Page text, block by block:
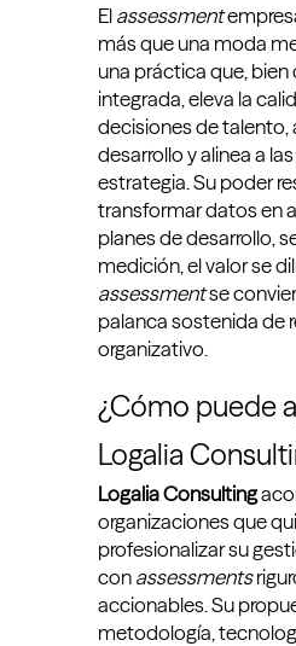
Elassessment
más que una moda
una práctica que, bien
integrada, eleva la
decisiones de talento,
desarrollo y alinea a
estrategia. Su poder
transformar datos en
planes de desarrollo,
medición, el valor se
assessmentse
palanca sostenida de
organizativo.
¿Cómo puede
Logalia
Logalia Consulting
organizaciones que
profesionalizar su
conassessments
accionables. Su
metodología,